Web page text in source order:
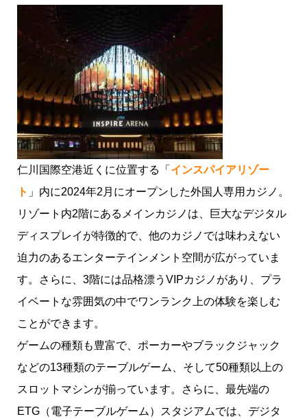
仁川国際空港近くに位置する「 インスパイアリゾー
ト 」内に2024年2月にオープンした外国人専用カジノ。
リゾート内2階にあるメインカジノは、巨大なデジタル
ディスプレイが特徴的で、他のカジノでは味わえない
迫力のあるエンターテインメント空間が広がっていま
す。さらに、3階には品格漂うVIPカジノがあり、プラ
イベートな雰囲気の中でワンランク上の体験を楽しむ
ことができます。
ゲームの種類も豊富で、ポーカーやブラックジャック
などの13種類のテーブルゲーム、そして50種類以上の
スロットマシンが揃っています。さらに、最先端の
ETG（電子テーブルゲーム）スタジアムでは、デジタ